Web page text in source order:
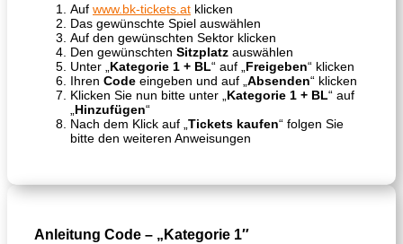
Auf www.bk-tickets.at klicken
Das gewünschte Spiel auswählen
Auf den gewünschten Sektor klicken
Den gewünschten Sitzplatz auswählen
Unter „ Kategorie 1 + BL“ auf „ Freigeben“ klicken
Ihren Code eingeben und auf „ Absenden“ klicken
Klicken Sie nun bitte unter „ Kategorie 1 + BL“ auf
Hinzufügen“
Nach dem Klick auf „ Tickets kaufen“ folgen Sie
bitte den weiteren Anweisungen
Anleitung Code – „Kategorie 1″